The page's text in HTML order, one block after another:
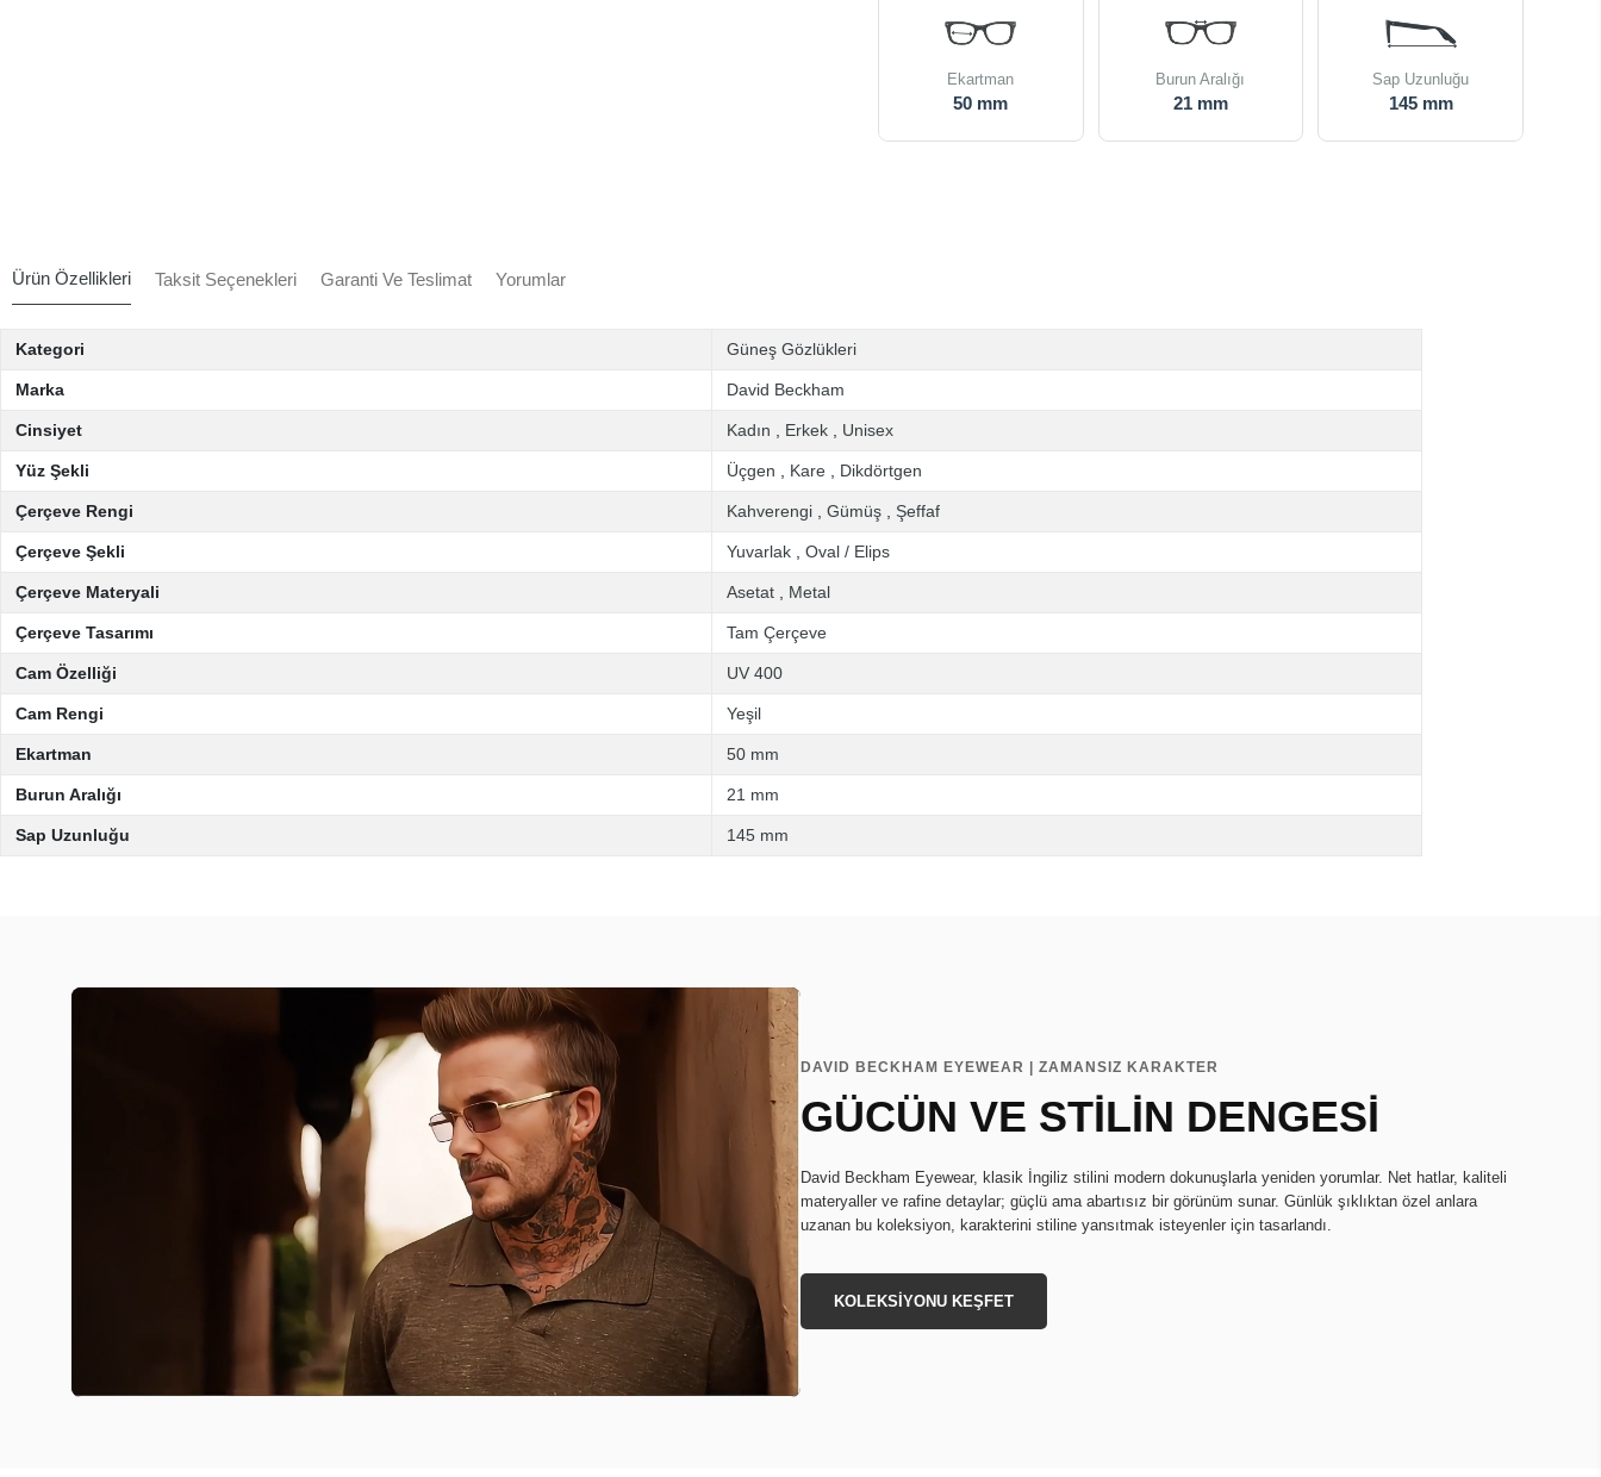
Ekartman
50 mm
Burun Aralığı
21 mm
Sap Uzunluğu
145 mm
Ürün Özellikleri Taksit Seçenekleri Garanti Ve Teslimat Yorumlar
Kategori Güneş Gözlükleri
Marka David Beckham
Cinsiyet Kadın Erkek Unisex
Yüz Şekli Üçgen Kare Dikdörtgen
Çerçeve Rengi Kahverengi Gümüş Şeffaf
Çerçeve Şekli Yuvarlak Oval / Elips
Çerçeve Materyali Asetat Metal
Çerçeve Tasarımı Tam Çerçeve
Cam Özelliği UV 400
Cam Rengi Yeşil
Ekartman 50 mm
Burun Aralığı 21 mm
Sap Uzunluğu 145 mm
DAVID BECKHAM EYEWEAR | ZAMANSIZ KARAKTER
GÜCÜN VE STİLİN DENGESİ
David Beckham Eyewear, klasik İngiliz stilini modern dokunuşlarla yeniden yorumlar. Net hatlar, kaliteli
materyaller ve rafine detaylar; güçlü ama abartısız bir görünüm sunar. Günlük şıklıktan özel anlara
uzanan bu koleksiyon, karakterini stiline yansıtmak isteyenler için tasarlandı.
KOLEKSİYONU KEŞFET